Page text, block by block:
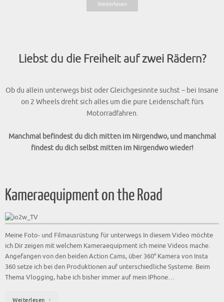
Weiterlesen
Liebst du die Freiheit auf zwei Rädern?
Ob du allein unterwegs bist oder Gleichgesinnte suchst – bei Insane
on 2 Wheels dreht sich alles um die pure Leidenschaft fürs
Motorradfahren.
Manchmal befindest du dich mitten im Nirgendwo, und manchmal
findest du dich selbst mitten im Nirgendwo wieder!
Kameraequipment on the Road
Meine Foto- und Filmausrüstung für unterwegs In diesem Video möchte
ich Dir zeigen mit welchem Kameraequipment ich meine Videos mache.
Angefangen von den beiden Action Cams, über 360° Kamera von Insta
360 setze ich bei den Produktionen auf unterschiedliche Systeme. Beim
Thema Vlogging, habe ich bisher immer auf mein IPhone…
Weiterlesen